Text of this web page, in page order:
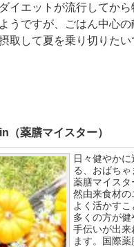
イエットが流行してか
うですが、ごはん中心の
取して夏を乗り切りたい
（薬膳マイスター）
日々健やかに
る、おばちゃ
薬膳マイスタ
然由来食材の
よく活かす
多くの方が
手伝いが出来
ます。国際薬